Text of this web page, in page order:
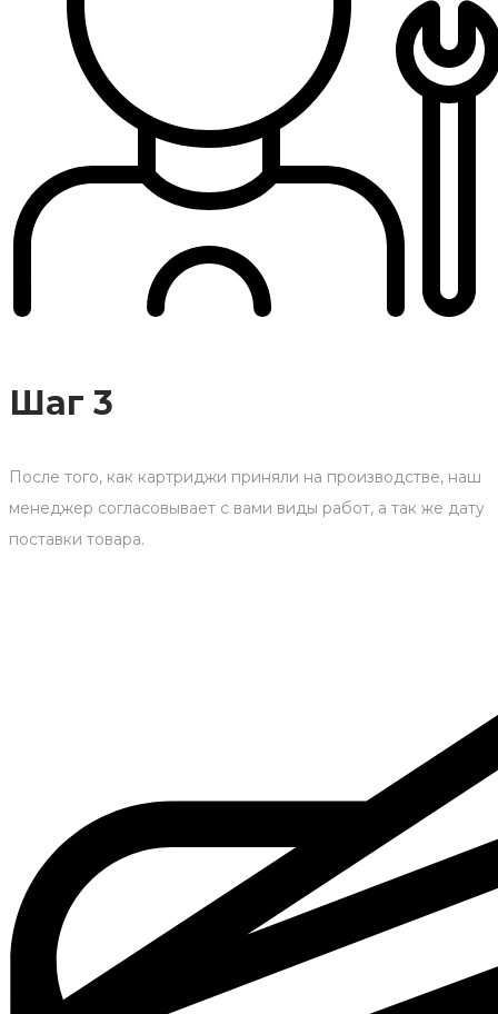
Шаг 3
После того, как картриджи приняли на производстве, наш
менеджер согласовывает с вами виды работ, а так же дату
поставки товара.